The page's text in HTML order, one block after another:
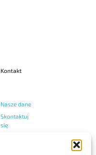
Kontakt
Nasze dane
Skontaktuj
się